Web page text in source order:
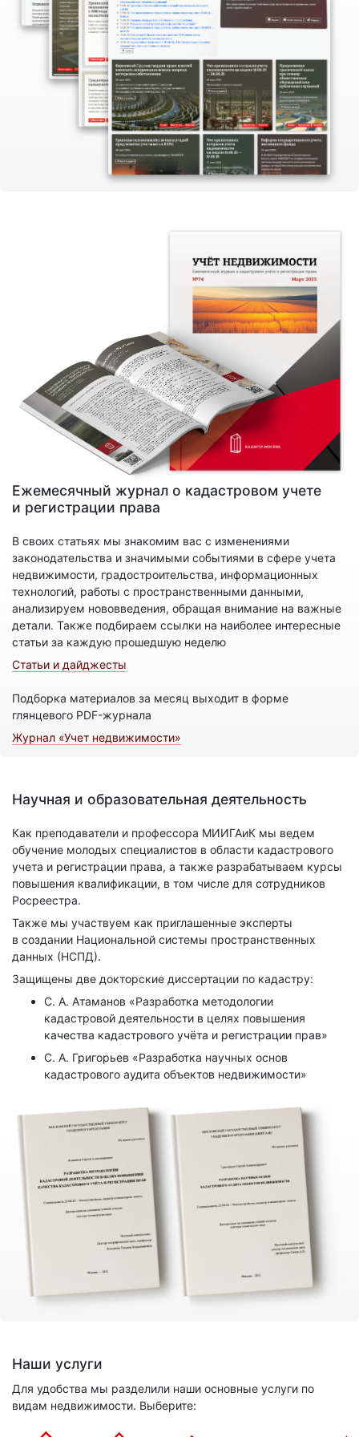
Ежемесячный журнал о кадастровом учете
и регистрации права
В своих статьях мы знакомим вас с изменениями
законодательства и значимыми событиями в сфере учета
недвижимости, градостроительства, информационных
технологий, работы с пространственными данными,
анализируем нововведения, обращая внимание на важные
детали. Также подбираем ссылки на наиболее интересные
статьи за каждую прошедшую неделю
Статьи и дайджесты
Подборка материалов за месяц выходит в форме
глянцевого PDF-журнала
Журнал «Учет недвижимости»
Научная и образовательная деятельность
Как преподаватели и профессора МИИГАиК мы ведем
обучение молодых специалистов в области кадастрового
учета и регистрации права, а также разрабатываем курсы
повышения квалификации, в том числе для сотрудников
Росреестра.
Также мы участвуем как приглашенные эксперты
в создании Национальной системы пространственных
данных (НСПД).
Защищены две докторские диссертации по кадастру:
С. А. Атаманов «Разработка методологии
кадастровой деятельности в целях повышения
качества кадастрового учёта и регистрации прав»
С. А. Григорьев «Разработка научных основ
кадастрового аудита объектов недвижимости»
Наши услуги
Для удобства мы разделили наши основные услуги по
видам недвижимости. Выберите: